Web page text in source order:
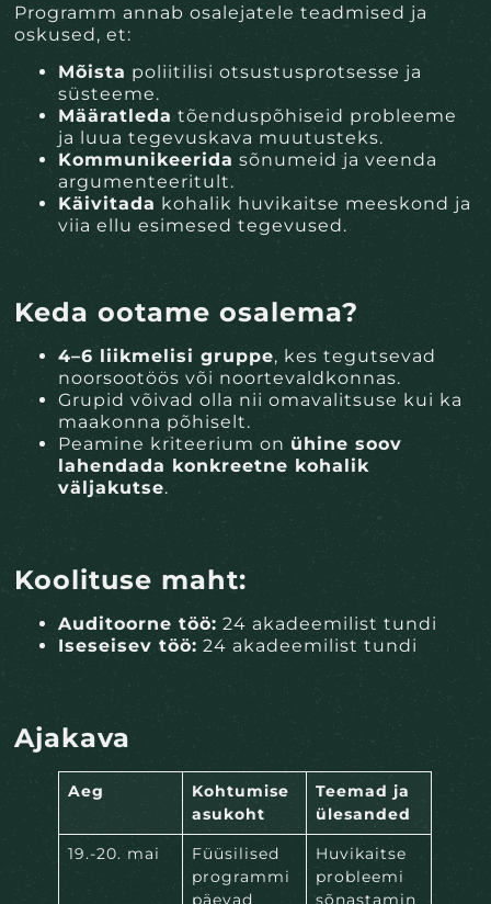
Programm annab osalejatele teadmised ja
oskused, et:
Mõista poliitilisi otsustusprotsesse ja
süsteeme.
Määratleda tõenduspõhiseid probleeme
ja luua tegevuskava muutusteks.
Kommunikeerida sõnumeid ja veenda
argumenteeritult.
Käivitada kohalik huvikaitse meeskond ja
viia ellu esimesed tegevused.
Keda ootame osalema?
4–6 liikmelisi gruppe, kes tegutsevad
noorsootöös või noortevaldkonnas.
Grupid võivad olla nii omavalitsuse kui ka
maakonna põhiselt.
Peamine kriteerium on ühine soov
lahendada konkreetne kohalik
väljakutse.
Koolituse maht:
Auditoorne töö: 24 akadeemilist tundi
Iseseisev töö: 24 akadeemilist tundi
Ajakava
Aeg
Kohtumise
asukoht
Teemad ja
ülesanded
19.-20. mai
Füüsilised
programmi
päevad
Huvikaitse
probleemi
sõnastamin